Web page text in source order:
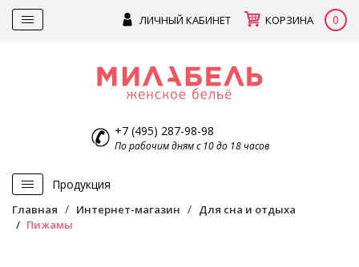
ЛИЧНЫЙ КАБИНЕТ КОРЗИНА 0
+7 (495) 287-98-98
По рабочим дням с 10 до 18 часов
Продукция
Главная Интернет-магазин
Для сна и отдыха
Пижамы